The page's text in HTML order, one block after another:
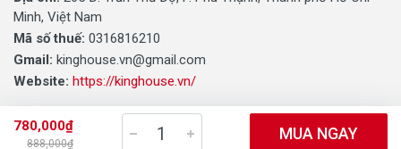
780,000₫
888,000₫
MUA NGAY
Minh, Việt Nam
Mã số thuế: 0316816210
Gmail: kinghouse.vn@gmail.com
Website: https://kinghouse.vn/